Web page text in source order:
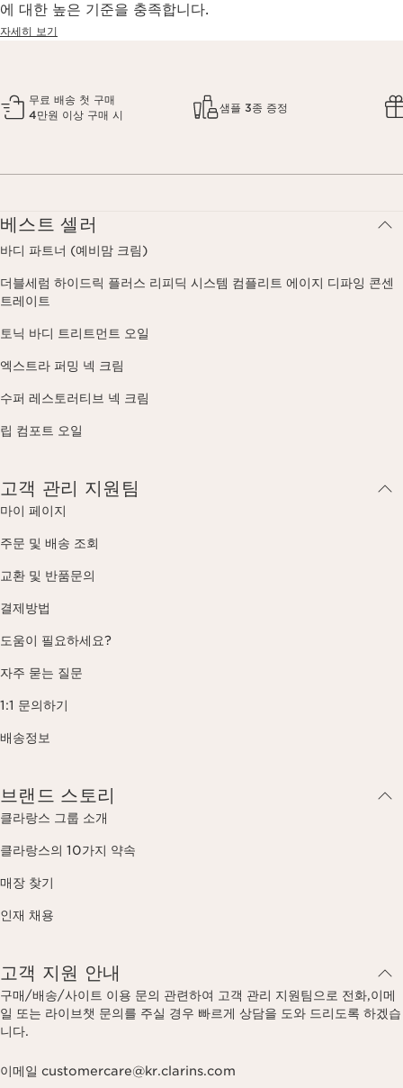
에 대한 높은 기준을 충족합니다.
자세히 보기
무료 배송 첫 구매
4만원 이상 구매 시
샘플 3종 증정
베스트 셀러
바디 파트너 (예비맘 크림)
더블세럼 하이드릭 플러스 리피딕 시스템 컴플리트 에이지 디파잉 콘센
트레이트
토닉 바디 트리트먼트 오일
엑스트라 퍼밍 넥 크림
수퍼 레스토러티브 넥 크림
립 컴포트 오일
고객 관리 지원팀
마이 페이지
주문 및 배송 조회
교환 및 반품문의
결제방법
도움이 필요하세요?
자주 묻는 질문
1:1 문의하기
배송정보
브랜드 스토리
클라랑스 그룹 소개
클라랑스의 10가지 약속
매장 찾기
인재 채용
고객 지원 안내
구매/배송/사이트 이용 문의 관련하여 고객 관리 지원팀으로 전화,이메
일 또는 라이브챗 문의를 주실 경우 빠르게 상담을 도와 드리도록 하겠습
니다.
이메일 customercare@kr.clarins.com